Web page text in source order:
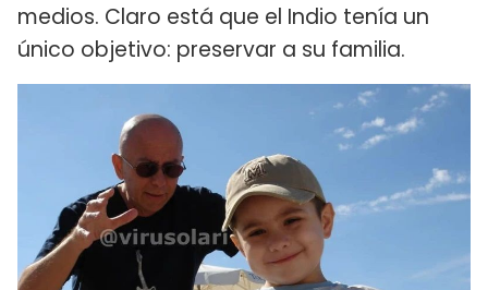
medios. Claro está que el Indio tenía un
único objetivo: preservar a su familia.